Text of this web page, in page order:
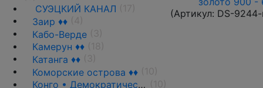
СУЭЦКИЙ КАНАЛ
Заир ♦♦
Кабо-Верде
Камерун ♦♦
Катанга ♦♦
Коморские острова ♦♦
Конго • Демократическая Республика
(Артикул: DS-